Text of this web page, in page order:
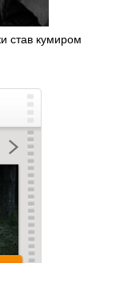
став кумиром